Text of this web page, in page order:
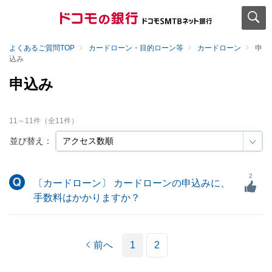
よくあるご質問TOP カードローン・目的ローン等 カードローン
申
込み
申込み
並び替え：
11 ～ 11件（全11件）
〔カードローン〕 カードローンの申込みに、
手数料はかかりますか？
2
前へ 1 2